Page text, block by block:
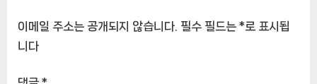
이메일 주소는 공개되지 않습니다. 필수 필드는 *로 표시됩
니다